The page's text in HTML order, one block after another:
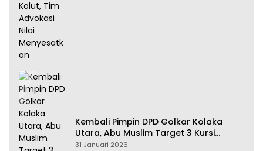
Kembali Pimpin DPD Golkar Kolaka
Utara, Abu Muslim Target 3 Kursi
Pemilu 2029
31 Januari 2026